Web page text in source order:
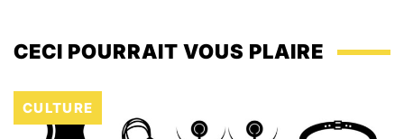
CECI POURRAIT VOUS PLAIRE
CULTURE